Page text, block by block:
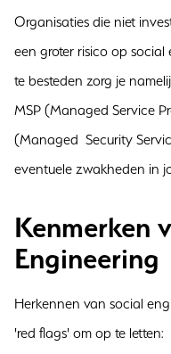
Organisaties die niet
een groter risico op
te besteden zorg je
MSP (Managed Service
(Managed Security
eventuele zwakheden in
Kenmerken
Engineering
Herkennen van social
'red flags' om op te letten: